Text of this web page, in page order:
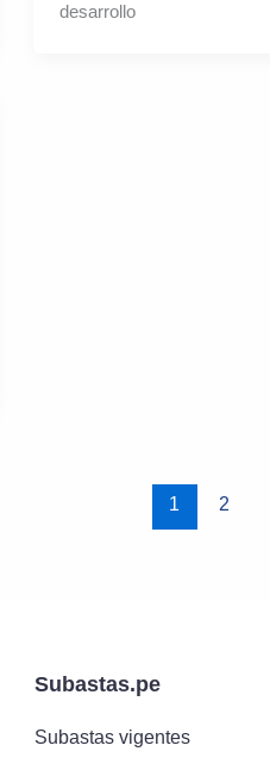
desarrollo
1 2
Subastas.pe
Subastas vigentes